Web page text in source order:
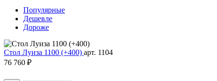
Популярные
Дешевле
Дороже
Стол Луиза 1100 (+400) арт. 1104
76 760 ₽